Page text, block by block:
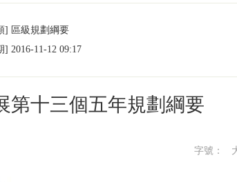
] 區級規劃綱要
] 2016-11-12 09:17
第十三個五年規劃綱要
字號：